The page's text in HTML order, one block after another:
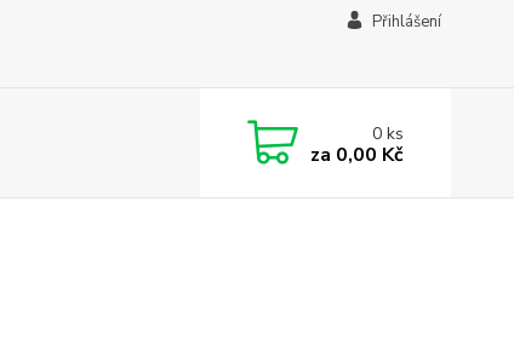
Přihlášení
0ks
za 0,00 Kč